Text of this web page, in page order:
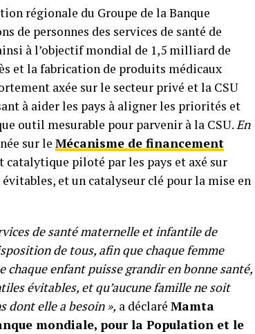
régionale du Groupe de la Banque
de personnes des services de santé de
à l’objectif mondial de 1,5 milliard de
et la fabrication de produits médicaux
axée sur le secteur privé et la CSU
à aider les pays à aligner les priorités et
outil mesurable pour parvenir à la CSU.En
sur le Mécanisme de financement
catalytique piloté par les pays et axé sur
et un catalyseur clé pour la mise en
de santé maternelle et infantile de
de tous, afin que chaque femme
chaque enfant puisse grandir en bonne santé,
évitables, et qu’aucune famille ne soit
dont elle a besoin », a déclaré Mamta
mondiale, pour la Population et le